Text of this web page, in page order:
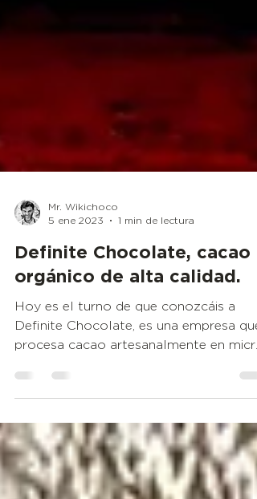
5 ene 2023
1 min de lectura
Definite Chocolate, cacao
orgánico de alta calidad.
Hoy es el turno de que conozcáis a
procesa cacao artesanalmente en micro
lotes, transformándolo en...